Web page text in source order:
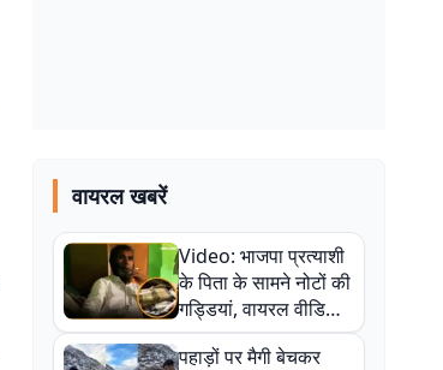
वायरल खबरें
Video: भाजपा प्रत्याशी
के पिता के सामने नोटों की
गड्डियां, वायरल वीडियो
से राजनीति में उबाल,
अजित महतो बोले- TMC
पहाड़ों पर मैगी बेचकर